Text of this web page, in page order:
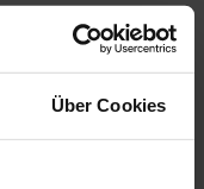
Über Cookies